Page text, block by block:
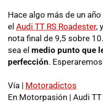
Hace algo más de un
el Audi TT RS Roadester,
nota final de 9,5 sobre
sea el medio punto que
perfección.
Vía | Motoradictos
En Motorpasión | Audi